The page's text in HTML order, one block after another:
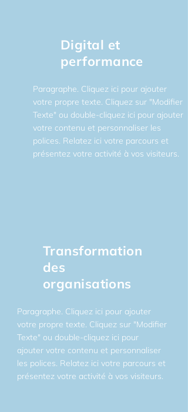
Digital et
performance
Paragraphe. Cliquez ici pour ajouter
votre propre texte. Cliquez sur "Modifier
Texte" ou double-cliquez ici pour ajouter
votre contenu et personnaliser les
polices. Relatez ici votre parcours et
présentez votre activité à vos visiteurs.
Transformation
des
organisations
Paragraphe. Cliquez ici pour ajouter
votre propre texte. Cliquez sur "Modifier
Texte" ou double-cliquez ici pour
ajouter votre contenu et personnaliser
les polices. Relatez ici votre parcours et
présentez votre activité à vos visiteurs.